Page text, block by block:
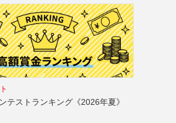
テストランキング《2026年夏》